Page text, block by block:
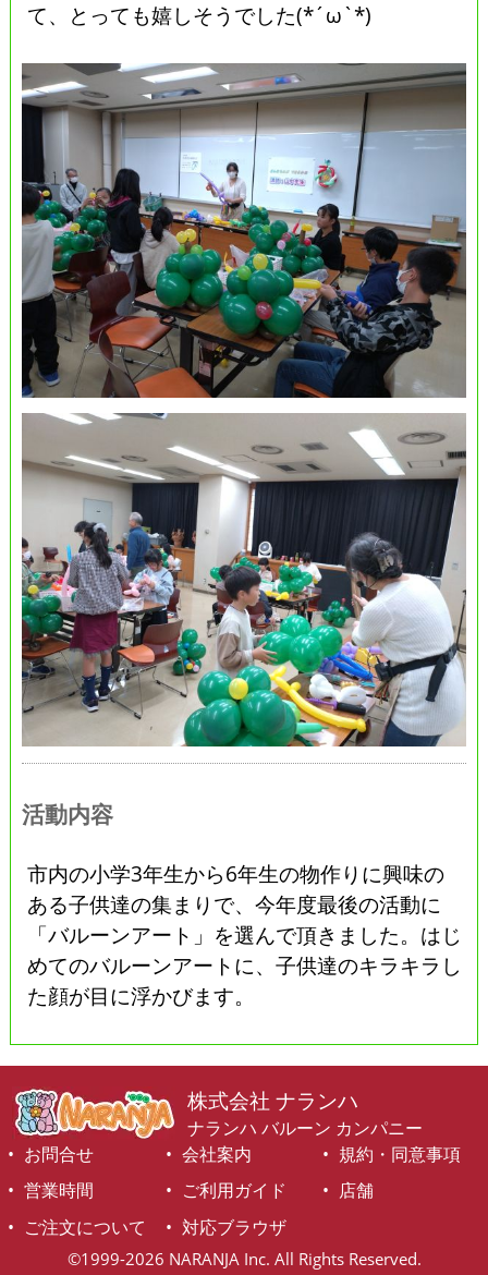
て、とっても嬉しそうでした(*´ω`*)
活動内容
市内の小学3年生から6年生の物作りに興味の
ある子供達の集まりで、今年度最後の活動に
「バルーンアート」を選んで頂きました。はじ
めてのバルーンアートに、子供達のキラキラし
た顔が目に浮かびます。
株式会社 ナランハ
ナランハ バルーン カンパニー
お問合せ
会社案内
規約・同意事項
営業時間
ご利用ガイド
店舗
ご注文について
対応ブラウザ
©1999-2026 NARANJA Inc. All Rights Reserved.